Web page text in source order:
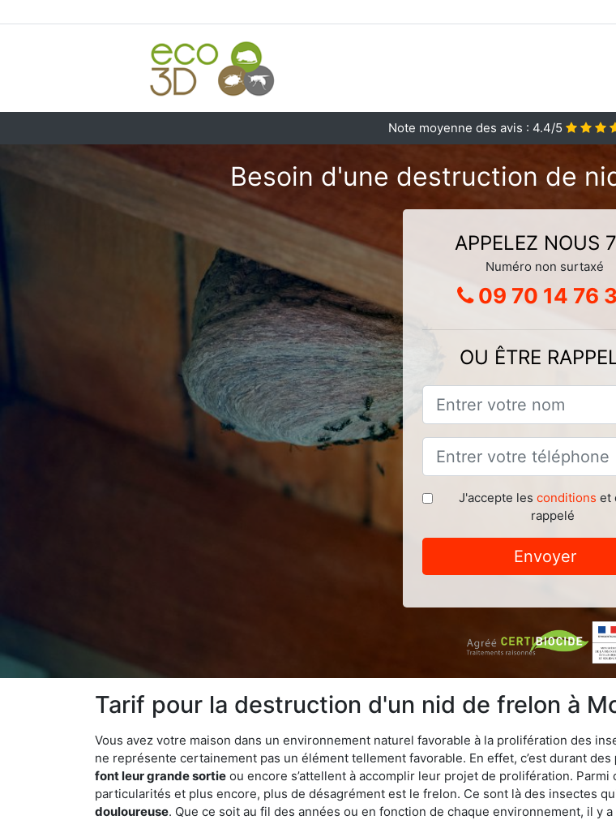
Note moyenne des avis : 4.4/5
Besoin d'une destruction de
APPELEZ NOUS
Numéro non surtaxé
09 70 14 76
OU ÊTRE
J'accepte les conditions et
rappelé
Envoyer
Tarif pour la destruction d'un nid de frelon à
Vous avez votre maison dans un environnement naturel favorable à la prolifération des
ne représente certainement pas un élément tellement favorable. En effet, c’est durant des
font leur grande sortie ou encore s’attellent à accomplir leur projet de prolifération.
particularités et plus encore, plus de désagrément est le frelon. Ce sont là des insectes
douloureuse. Que ce soit au fil des années ou en fonction de chaque environnement, il y